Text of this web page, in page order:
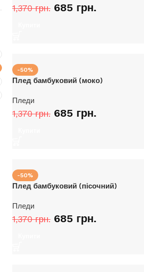
1,370грн. 685 грн.
-50%
Плед бамбуковий (моко)
Пледи
1,370грн. 685 грн.
-50%
Плед бамбуковий (пісочний)
Пледи
1,370грн. 685 грн.